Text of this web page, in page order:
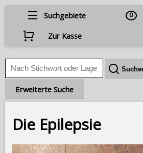
Suchgebiete 0
Zur Kasse
Erweiterte Suche
Die Epilepsie